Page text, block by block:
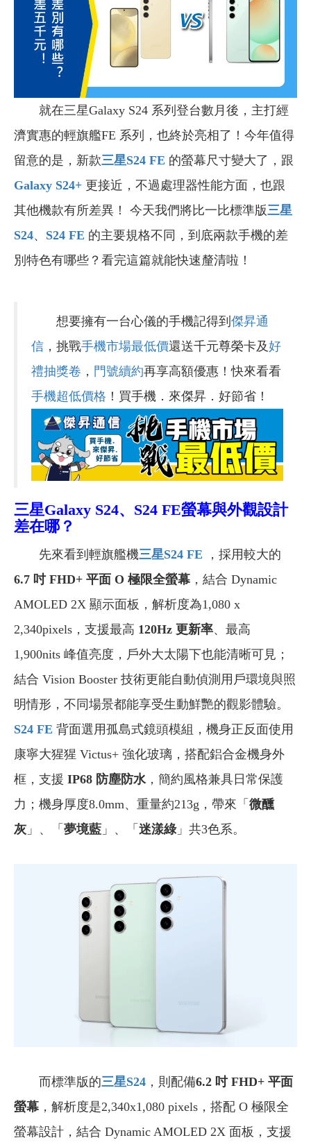
就在三星Galaxy S24 系列登台數月後，主打經
濟實惠的輕旗艦FE 系列，也終於亮相了！今年值得
留意的是，新款三星S24 FE 的螢幕尺寸變大了，跟
Galaxy S24+ 更接近，不過處理器性能方面，也跟
其他機款有所差異！ 今天我們將比一比標準版三星
S24、 S24 FE 的主要規格不同，到底兩款手機的差
別特色有哪些？看完這篇就能快速釐清啦！
想要擁有一台心儀的手機記得到 傑昇通
信 ，挑戰手機市場最低價還送千元尊榮卡及好
禮抽獎卷 ， 門號續約再享高額優惠！快來看看
手機超低價格 ！買手機．來傑昇．好節省！
三星Galaxy S24、S24 FE螢幕與外觀設計
差在哪？
先來看到輕旗艦機三星S24 FE
，採用較大的
6.7 吋 FHD+ 平面 O 極限全螢幕 ，結合 Dynamic
AMOLED 2X 顯示面板，解析度為1,080 x
2,340pixels，支援最高 120Hz 更新率、最高
1,900nits 峰值亮度，戶外大太陽下也能清晰可見；
結合 Vision Booster 技術更能自動偵測用戶環境與照
明情形，不同場景都能享受生動鮮艷的觀影體驗。
S24 FE 背面選用孤島式鏡頭模組，機身正反面使用
康寧大猩猩 Victus+ 強化玻璃，搭配鋁合金機身外
框，支援 IP68 防塵防水 ，簡約風格兼具日常保護
力；機身厚度8.0mm、重量約213g，帶來「 微醺
灰 」、「 夢境藍 」、「 迷漾綠」共3色系。
而標準版的三星S24 ，則配備6.2 吋 FHD+ 平面
螢幕 ，解析度是2,340x1,080 pixels，搭配 O 極限全
螢幕設計，結合 Dynamic AMOLED 2X 面板，支援